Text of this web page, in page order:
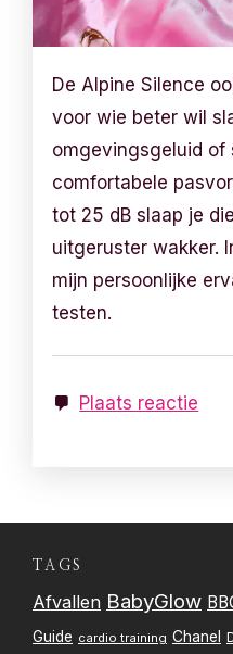
De Alpine Silence
voor wie beter wil
omgevingsgeluid of
comfortabele
tot 25 dB slaap je
uitgeruster wakker.
mijn persoonlijke
testen.
Plaats reactie
TAGS
Afvallen BabyGlow
Guide cardio training Chanel